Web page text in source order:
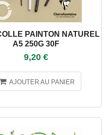
PAINTON NATUREL
A5 250G 30F
9,20 €
AJOUTER AU PANIER